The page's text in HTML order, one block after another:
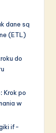
dane są
(ETL)
do
Krok po
w
if-